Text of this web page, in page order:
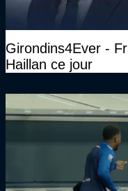
Girondins4Ever -
Haillan ce jour